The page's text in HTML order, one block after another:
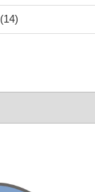
(14)